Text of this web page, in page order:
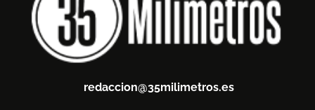
redaccion@35milimetros.es